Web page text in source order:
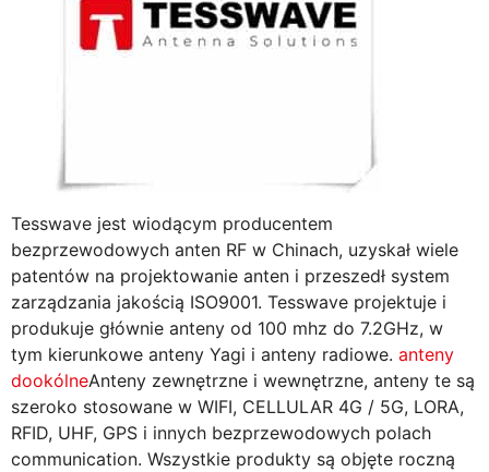
Tesswave jest wiodącym producentem
bezprzewodowych anten RF w Chinach, uzyskał wiele
patentów na projektowanie anten i przeszedł system
zarządzania jakością ISO9001. Tesswave projektuje i
produkuje głównie anteny od 100 mhz do 7.2GHz, w
tym kierunkowe anteny Yagi i anteny radiowe. anteny
dookólneAnteny zewnętrzne i wewnętrzne, anteny te są
szeroko stosowane w WIFI, CELLULAR 4G / 5G, LORA,
RFID, UHF, GPS i innych bezprzewodowych polach
communication. Wszystkie produkty są objęte roczną